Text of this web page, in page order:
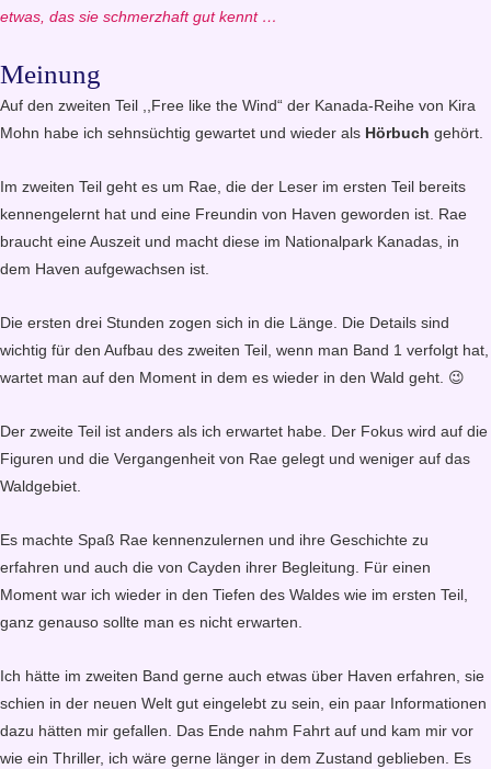
etwas, das sie schmerzhaft gut kennt …
Meinung
Auf den zweiten Teil ,,Free like the Wind“ der Kanada-Reihe von Kira
Mohn habe ich sehnsüchtig gewartet und wieder als Hörbuch gehört.
Im zweiten Teil geht es um Rae, die der Leser im ersten Teil bereits
kennengelernt hat und eine Freundin von Haven geworden ist. Rae
braucht eine Auszeit und macht diese im Nationalpark Kanadas, in
dem Haven aufgewachsen ist.
Die ersten drei Stunden zogen sich in die Länge. Die Details sind
wichtig für den Aufbau des zweiten Teil, wenn man Band 1 verfolgt hat,
wartet man auf den Moment in dem es wieder in den Wald geht. 😉
Der zweite Teil ist anders als ich erwartet habe. Der Fokus wird auf die
Figuren und die Vergangenheit von Rae gelegt und weniger auf das
Waldgebiet.
Es machte Spaß Rae kennenzulernen und ihre Geschichte zu
erfahren und auch die von Cayden ihrer Begleitung. Für einen
Moment war ich wieder in den Tiefen des Waldes wie im ersten Teil,
ganz genauso sollte man es nicht erwarten.
Ich hätte im zweiten Band gerne auch etwas über Haven erfahren, sie
schien in der neuen Welt gut eingelebt zu sein, ein paar Informationen
dazu hätten mir gefallen. Das Ende nahm Fahrt auf und kam mir vor
wie ein Thriller, ich wäre gerne länger in dem Zustand geblieben. Es